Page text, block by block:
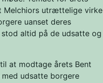
Melchiors utrættelige virke
uanset deres
altid på de udsatte og
at modtage årets Bent
udsatte borgere